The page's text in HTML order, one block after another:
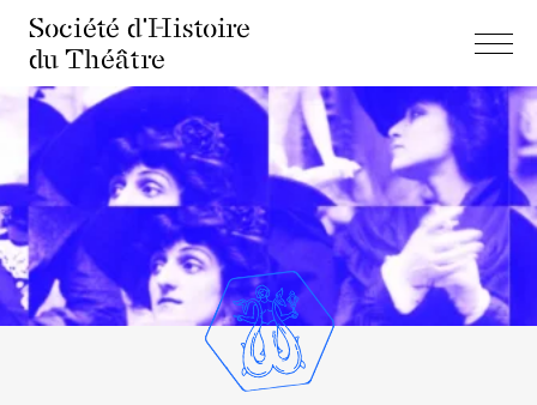
Société d'Histoire
du Théâtre